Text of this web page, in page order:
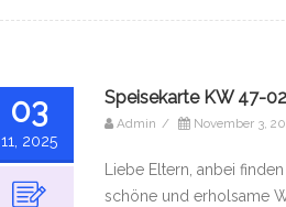
03
11, 2025
Speisekarte KW 47-
Admin / November 3,
Liebe Eltern, anbei
schöne und erholsame